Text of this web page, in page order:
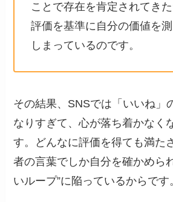
ことで存在を肯定されてき
評価を基準に自分の価値を
しまっているのです。
その結果、SNSでは「いいね」
なりすぎて、心が落ち着かなく
す。どんなに評価を得ても満た
者の言葉でしか自分を確かめら
いループ”に陥っているからです